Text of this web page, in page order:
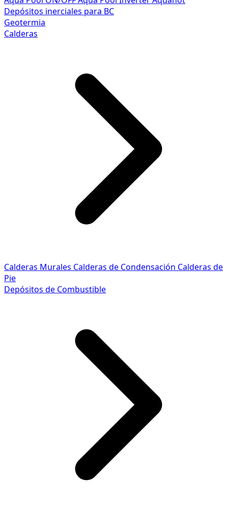
Depósitos inerciales para BC
Geotermia
Calderas
Calderas Murales Calderas de Condensación Calderas de
Pie
Depósitos de Combustible